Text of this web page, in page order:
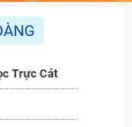
Trực Cát